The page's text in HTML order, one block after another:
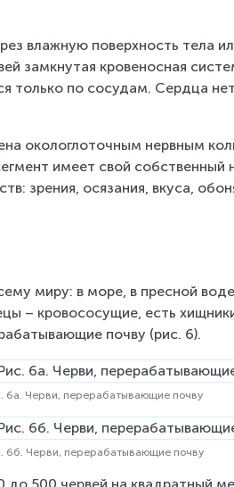
влаж­ную по­верх­ность тела
за­мкну­тая кро­ве­нос­ная
толь­ко по со­су­дам. Серд­ца
око­ло­гло­точ­ным нервным
имеет свой собственный
зре­ния, ося­за­ния, вкуса,
миру: в море, в прес­ной
– кро­во­со­су­щие, есть
почву (рис. 6).
6а. Черви, перерабатывающие почву
6б. Черви, перерабатывающие почву